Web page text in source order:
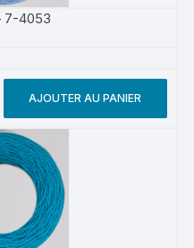
7-4053
AJOUTER AU PANIER